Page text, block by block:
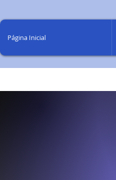
Página Inicial